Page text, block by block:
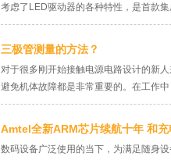
考虑了LED驱动器的各种特性，是首
三极管测量的方法？
对于很多刚开始接触电源电路设计的新人来
避免机体故障都是非常重要的。在工作
Amtel全新ARM芯片续航十年 和充
数码设备广泛使用的当下，为满足随身设